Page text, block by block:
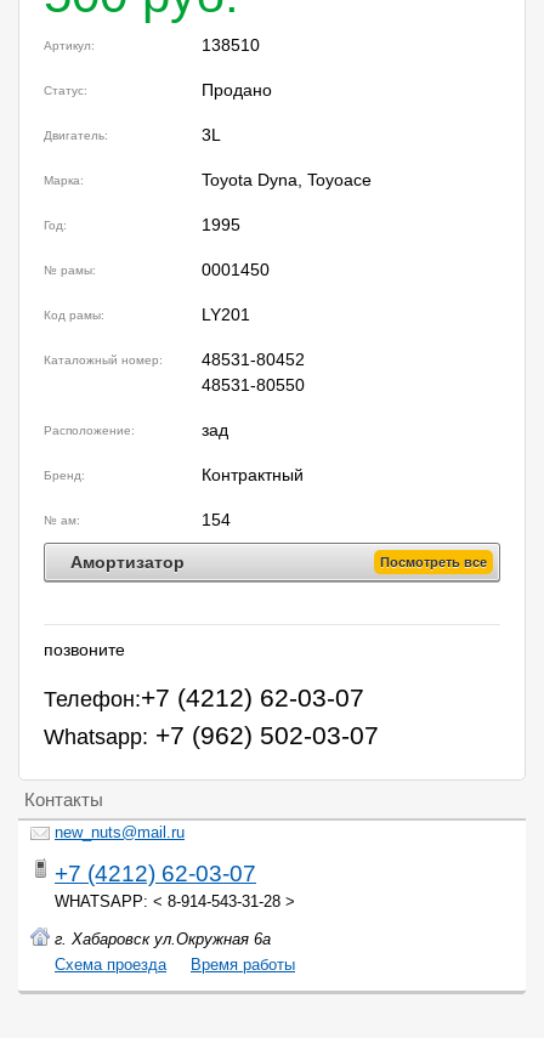
Артикул: 138510
Статус: Продано
Двигатель: 3L
Марка: Toyota Dyna, Toyoace
Год: 1995
№ рамы: 0001450
Код рамы: LY201
Каталожный номер:
48531-80452
48531-80550
Расположение: зад
Бренд: Контрактный
№ ам: 154
Амортизатор Посмотреть все
позвоните
Телефон:+7 (4212) 62-03-07
Whatsapp: +7 (962) 502-03-07
Контакты
new_nuts@mail.ru
+7 (4212) 62-03-07
WHATSAPP: < 8-914-543-31-28 >
г. Хабаровск ул.Окружная 6а
Cхема проезда
Время работы